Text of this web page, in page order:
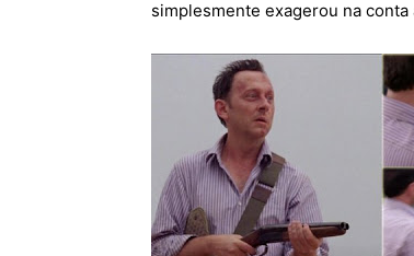
simplesmente exagerou na